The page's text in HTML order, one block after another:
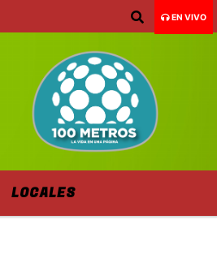
EN VIVO
LOCALES